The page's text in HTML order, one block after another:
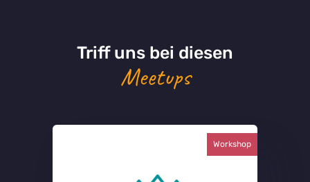
Triff uns bei diesen
Barcamps
Workshop